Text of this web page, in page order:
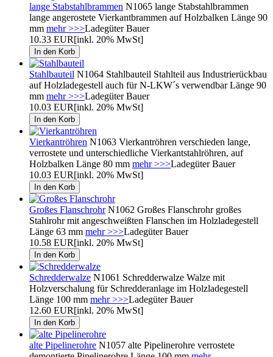
lange Stabstahlbrammen N1065 lange Stabstahlbrammen
lange angerostete Vierkantbrammen auf Holzbalken Länge 90
mm mehr >>>Ladegüter Bauer
10.33 EUR[inkl. 20% MwSt]
Stahlbauteil N1064 Stahlbauteil Stahlteil aus Industrierückbau
auf Holzladegestell auch für N-LKW´s verwendbar Länge 90
mm mehr >>>Ladegüter Bauer
10.03 EUR[inkl. 20% MwSt]
Vierkantröhren N1063 Vierkantröhren verschieden lange,
verrostete und unterschiedliche Vierkantstahlröhren, auf
Holzbalken Länge 80 mm mehr >>>Ladegüter Bauer
10.03 EUR[inkl. 20% MwSt]
Großes FlanschrohrN1062 Großes Flanschrohr großes
Stahlrohr mit angeschweißten Flanschen im Holzladegestell
Länge 63 mm mehr >>>Ladegüter Bauer
10.58 EUR[inkl. 20% MwSt]
Schredderwalze N1061 Schredderwalze Walze mit
Holzverschalung für Schredderanlage im Holzladegestell
Länge 100 mm mehr >>>Ladegüter Bauer
12.60 EUR[inkl. 20% MwSt]
alte Pipelinerohre N1057 alte Pipelinerohre verrostete